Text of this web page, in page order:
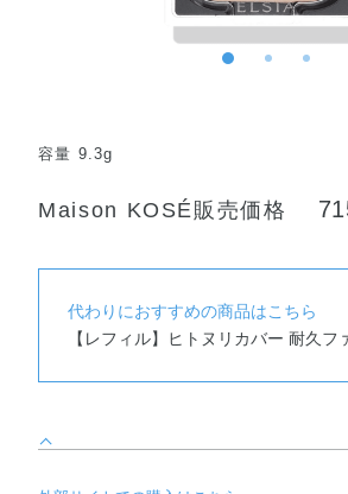
容量 9.3g
Maison KOSÉ販売価格
代わりにおすすめの商品はこちら
【レフィル】ヒトヌリカバー 耐久フ